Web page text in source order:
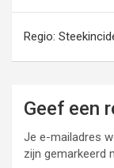
Regio:
Geef een
Je e-mailadres
zijn gemarkeerd